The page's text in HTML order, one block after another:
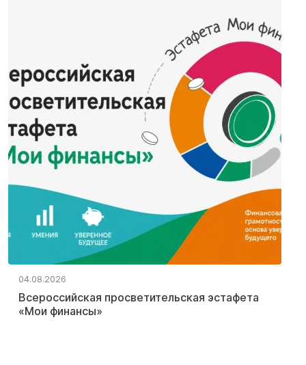
04.08.2026
Всероссийская просветительская эстафета
«Мои финансы»